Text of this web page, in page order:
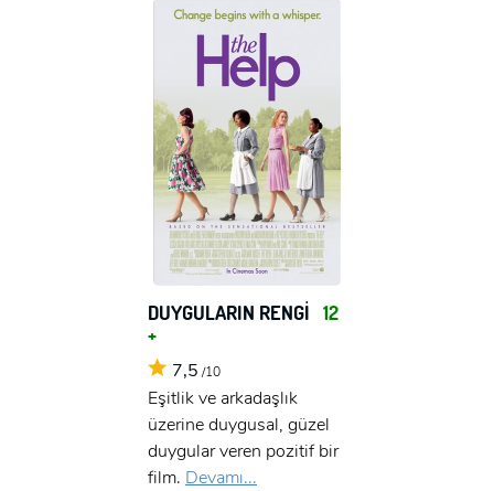
GIRIŞ YAP
E-Posta:
Şifre:
ÜYE OL
Ad Soyad:
E-Posta:
Şifre:
DUYGULARIN RENGİ 12
+
7,5 /10
Eşitlik ve arkadaşlık
üzerine duygusal, güzel
duygular veren pozitif bir
film. Devamı...